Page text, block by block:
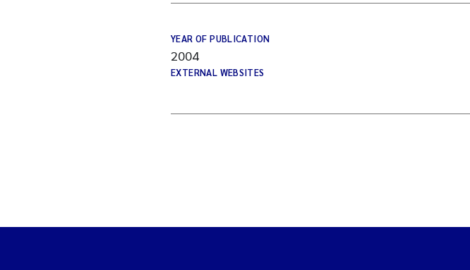
YEAR OF PUBLICATION
2004
EXTERNAL WEBSITES